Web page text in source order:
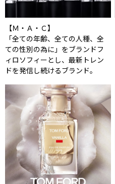
【Ｍ・Ａ・Ｃ】
「全ての年齢、全ての人種、全
ての性別の為に」をブランドフ
ィロソフィーとし、最新トレン
ドを発信し続けるブランド。